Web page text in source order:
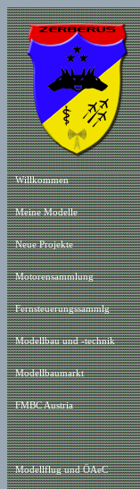
Willkommen
Meine Modelle
Neue Projekte
Motorensammlung
Fernsteuerungssammlg
Modellbau und -technik
Modellbaumarkt
FMBC Austria
Modellflug und ÖAeC